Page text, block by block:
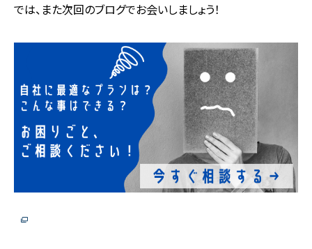
では、また次回のブログでお会いしましょう！